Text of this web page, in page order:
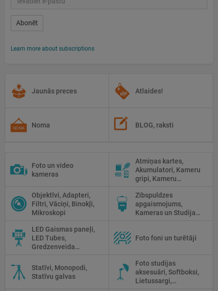
Abonēt
Learn more about subscriptions
Jaunās preces Atlaides!
Noma BLOG, raksti
Foto un video
kameras
Atmiņas kartes,
Akumulatori, Kameru
gripi, Kameru
tīrīšanai
Objektīvi, Adapteri,
Filtri, Vāciņi, Binokļi,
Mikroskopi
Zibspuldzes
apgaismojums,
Kameras un Studijas
LED Gaismas paneļi,
LED Tubes,
Gredzenveida
Prožektori,
Fluorescējošās,
Halogānās
Foto foni un turētāji
Statīvi, Monopodi,
Statīvu galvas
Foto studijas
aksesuāri, Softboksi,
Lietussargi,